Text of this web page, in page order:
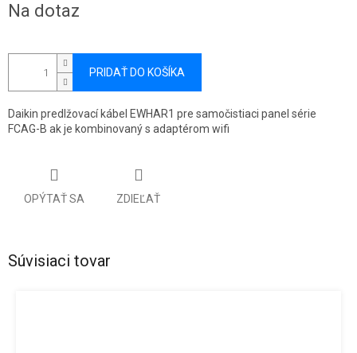
cena:
Na dotaz
PRIDAŤ DO KOŠÍKA
Daikin predlžovací kábel EWHAR1 pre samočistiaci panel série
FCAG-B ak je kombinovaný s adaptérom wifi
OPÝTAŤ SA ZDIEĽAŤ
Súvisiaci tovar